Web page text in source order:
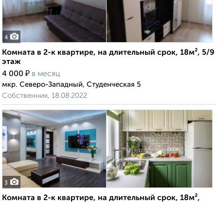
4
Комната в 2-к квартире, на длительный срок, 18м², 5/9
этаж
4 000 ₽ в месяц
мкр. Северо-Западный, Студенческая 5
Собственник, 18.08.2022
3
Комната в 2-к квартире, на длительный срок, 18м²,